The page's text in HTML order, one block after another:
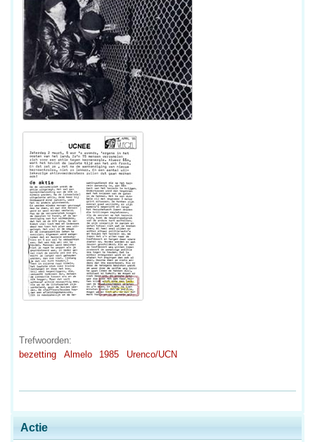
Actie
Trefwoorden:
bezetting
Almelo 1985 Urenco/UCN